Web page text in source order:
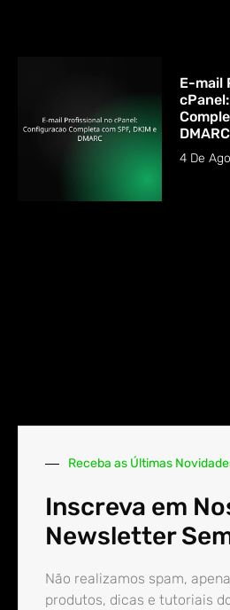
E-mail
DMARC
4 De
Receba as Últimas
Inscreva em
Newsletter
Não realizamos spam,
produtos, dicas e tutoriais